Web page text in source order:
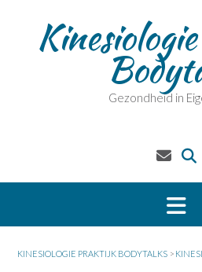
Gezondheid in
KINESIOLOGIE PRAKTIJK BODYTALKS >